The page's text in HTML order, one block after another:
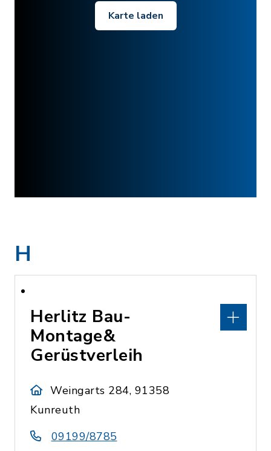
Karte laden
H
Herlitz Bau-
Montage&
Gerüstverleih
Weingarts 284, 91358
Kunreuth
09199/8785